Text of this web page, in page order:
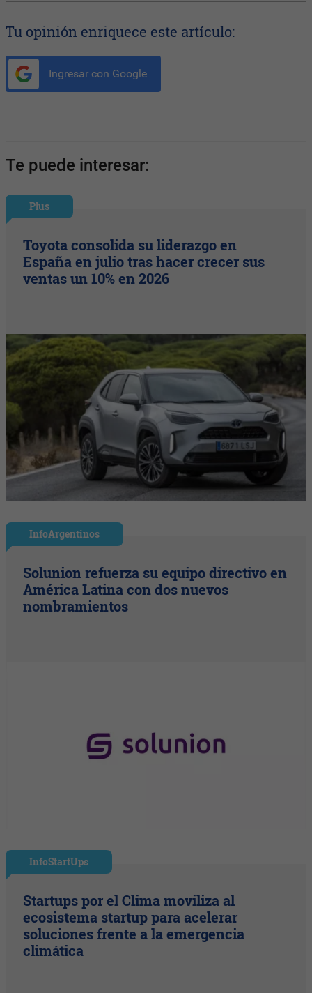
Tu opinión enriquece este artículo:
Ingresar con Google
Te puede interesar:
Plus
Toyota consolida su liderazgo en
España en julio tras hacer crecer sus
ventas un 10% en 2026
InfoArgentinos
Solunion refuerza su equipo directivo en
América Latina con dos nuevos
nombramientos
InfoStartUps
Startups por el Clima moviliza al
ecosistema startup para acelerar
soluciones frente a la emergencia
climática